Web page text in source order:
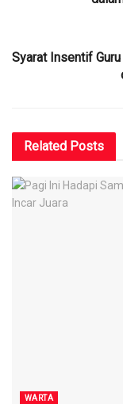
Syarat Insentif
Related Posts
WARTA